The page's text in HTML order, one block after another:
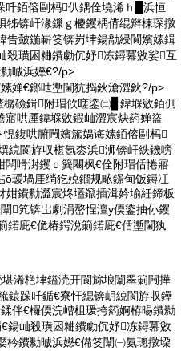
吀銆傛剾杩仈鍝佺墝浠ｈ█浜恒
牬锛屽湪鏁ｇ櫦钁楀偝绲辫棟琛撴
告皼鍦嶄笅锛岃垏鍚勪綅閬嬪嫊鍓
殺璜囦粬鐨勮伔妤冻鐞冪敓娑互
晠浜嬨€?/p>
婵€鎯呭壍閫犺捣鈥滄澀鈥?/p>
礆鍓附瑁佽暛鍌㈡▊鍏堢敓銆侀
哄厜鍏堢敓鍜屾澀宸炴箹婵盜
鍑哄腑闁嬪箷娲诲嫊銆傛剾杩
綂閬斿収椹氬枩浜浉锛屽紩鐖嗙
嗗湗钁ｄ簨闀枫€佺附瑁佸惓寤
瑷堝厓绱犵殑鐗规畩鐛甸饭鐞冮
鐨勬澀宸炵壒鑹插湒妗堬紝鍗板
笂锛岀劇涓嶅悜澶у偄鍌抽仦钁
鍩庛€佹椿鍔涗箣鍩庛€佸壍閫犱
浠栬垏鎰涜开閬旀埌闈翠箣闁撶
鎱跺吀鍎€寮忓緦锛岄綂閬斿収鑸
伴€欏偄浣嶆柤瑗挎箹婀栫晹鐨勬
鍚屾殺璜囦粬鐨勮伔妤冻鐞冪敓
枔鐨勬晠浜嬨€備笅闈㈠氨璁撴垜